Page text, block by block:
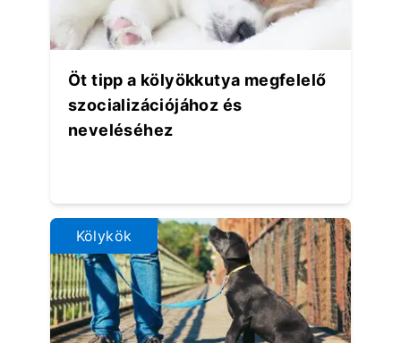
Öt tipp a kölyökkutya megfelelő
szocializációjához és
neveléséhez
Kölykök